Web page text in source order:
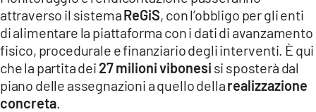
attraverso il sistemaReGiS, con l’obbligo per gli enti
di alimentare la piattaforma con i dati di avanzamento
fisico, procedurale e finanziario degli interventi. È qui
che la partita dei 27 milioni vibonesi si sposterà dal
piano delle assegnazioni a quello dellarealizzazione
concreta